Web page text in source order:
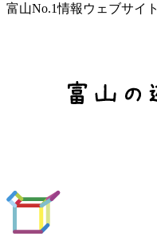
富山No.1情報ウェブサイト